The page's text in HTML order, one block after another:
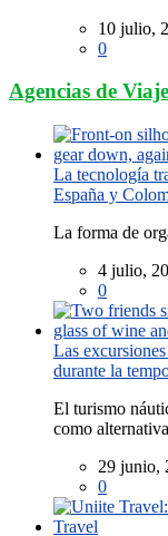
10 julio,
0
Agencias de
La tecnología
España y
La forma de
4 julio,
0
Las
durante la
El turismo
como
29 junio,
0